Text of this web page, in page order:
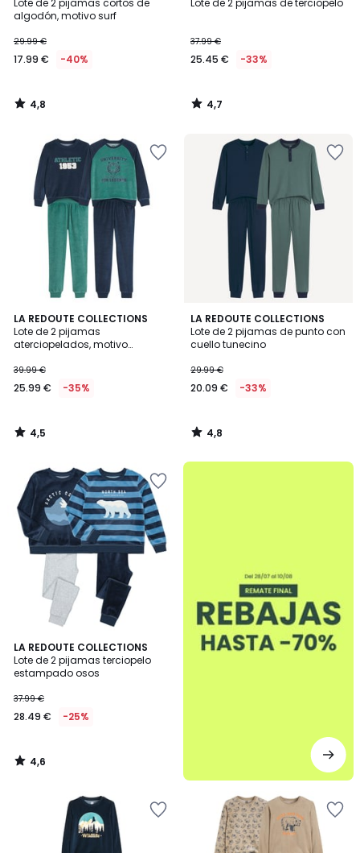
Lote de 2 pijamas cortos de
algodón, motivo surf
€
en
de
29.99
descuento
aplicado.
29.99 €
17.99 € -40%
4,8
/
Lote de 2 pijamas de terciopelo
37.99 €
25.45 € -33%
4,7
/
LA REDOUTE COLLECTIONS
Lote de 2 pijamas
aterciopelados, motivo
39.99 €
25.99 € -35%
4,5
/ 5
4,5
/
LA REDOUTE COLLECTIONS
Lote de 2 pijamas de punto con
cuello tunecino
29.99 €
20.09 € -33%
4,8
/ 5
4,8
/
LA REDOUTE COLLECTIONS
Lote de 2 pijamas terciopelo
estampado osos
37.99 €
28.49 € -25%
4,6
/ 5
4,6
/
.